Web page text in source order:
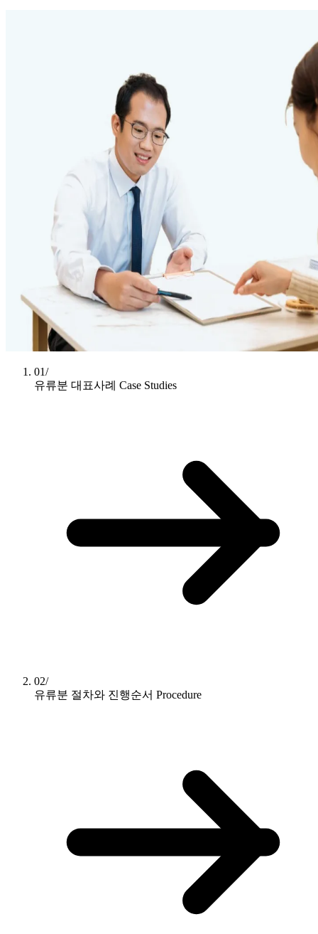
01/
유류분 대표사례 Case Studies
02/
유류분 절차와 진행순서 Procedure